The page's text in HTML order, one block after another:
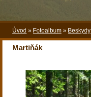
Úvod » Fotoalbum » Beskydy
Martiňák